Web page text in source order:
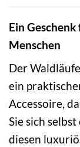
Ein
Menschen
Der
ein
Accessoire,
Sie sich
diesen